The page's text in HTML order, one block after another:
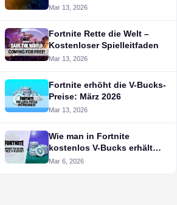
Veröffentlichungsdatum,
Karten-Leaks
Mar 13, 2026
Fortnite Rette die Welt –
Kostenloser Spielleitfaden
Mar 13, 2026
Fortnite erhöht die V-Bucks-
Preise: März 2026
Mar 13, 2026
Wie man in Fortnite
kostenlos V-Bucks erhält
(2026)
Mar 6, 2026